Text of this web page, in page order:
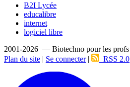
B2I Lycée
educalibre
internet
logiciel libre
2001-2026 — Biotechno pour les profs
Plan du site | Se connecter| RSS 2.0